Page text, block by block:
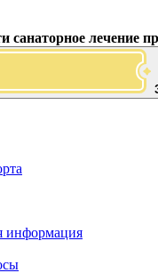
санаторное лечение
информация